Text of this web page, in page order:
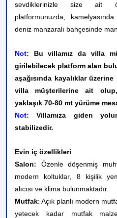
sevdiklerinizle size ait
platformunuzda,
deniz manzaralı bahçesinde
Not: Bu villamız da villa
girilebilecek platform alan
aşağısında kayalıklar
villa müşterilerine ait
yaklaşık 70-80 mt yürüme
Not: Villamıza giden
stabilizedir.
Evin iç özellikleri
Salon: Özenle döşenmiş
modern koltuklar, 8 kişilik
alıcısı ve klima bulunmaktadır.
Mutfak: Açık planlı modern
yetecek kadar mutfak